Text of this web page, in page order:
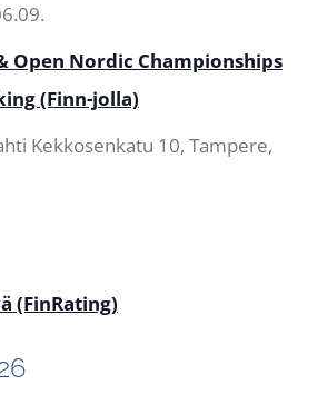
Open Nordic Championships
(Finn-jolla)
Kekkosenkatu 10, Tampere,
(FinRating)